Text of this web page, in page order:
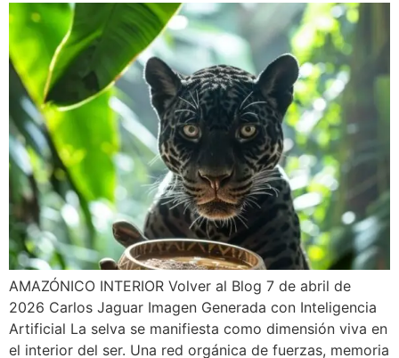
AMAZÓNICO INTERIOR Volver al Blog 7 de abril de
2026 Carlos Jaguar Imagen Generada con Inteligencia
Artificial La selva se manifiesta como dimensión viva en
el interior del ser. Una red orgánica de fuerzas, memoria